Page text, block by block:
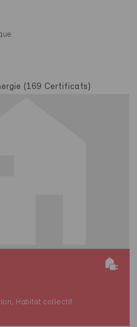
(169 Certificats)
Habitat collectif